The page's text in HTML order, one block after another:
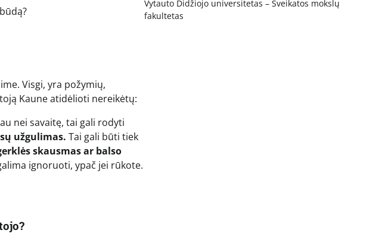
Visgi, yra požymių,
Kaune atidėlioti nereikėtų:
nei savaitę, tai gali rodyti
užgulimas. Tai gali būti tiek
skausmas ar balso
ignoruoti, ypač jei rūkote.
Vytauto Didžiojo universitetas – Sveikatos mokslų
fakultetas